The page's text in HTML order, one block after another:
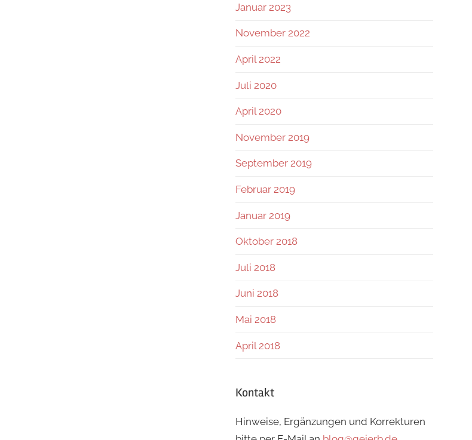
Januar 2023
November 2022
April 2022
Juli 2020
April 2020
November 2019
September 2019
Februar 2019
Januar 2019
Oktober 2018
Juli 2018
Juni 2018
Mai 2018
April 2018
Kontakt
Hinweise, Ergänzungen und Korrekturen